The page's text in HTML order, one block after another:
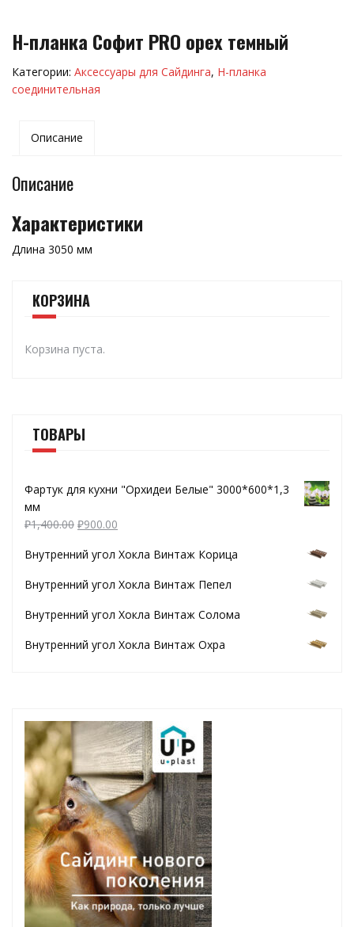
H-планка Софит PRO орех темный
Категории: Аксессуары для Сайдинга, Н-планка
соединительная
Описание
Описание
Характеристики
Длина 3050 мм
КОРЗИНА
Корзина пуста.
ТОВАРЫ
Фартук для кухни "Орхидеи Белые" 3000*600*1,3
мм
₽1,400.00 ₽900.00
Внутренний угол Хокла Винтаж Корица
Внутренний угол Хокла Винтаж Пепел
Внутренний угол Хокла Винтаж Солома
Внутренний угол Хокла Винтаж Охра